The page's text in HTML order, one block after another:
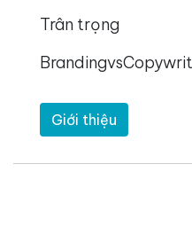
Trân trọng
Giới thiệu